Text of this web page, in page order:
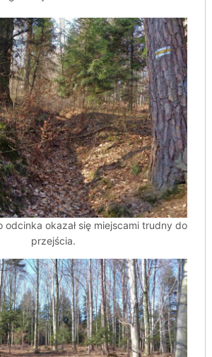
odcinka okazał się miejscami trudny do
przejścia.